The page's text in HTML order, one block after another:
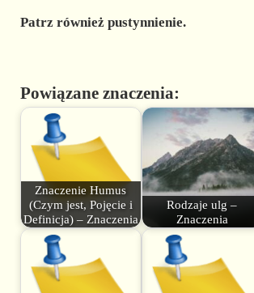
Patrz również pustynnienie.
Powiązane znaczenia:
Znaczenie Humus
(Czym jest, Pojęcie i
Definicja) – Znaczenia
Rodzaje ulg –
Znaczenia